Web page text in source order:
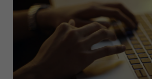
invoice-cpld@keyes.eu
CONTACT & ACCESS